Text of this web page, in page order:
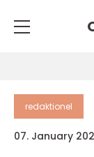
redaktionel
07. January